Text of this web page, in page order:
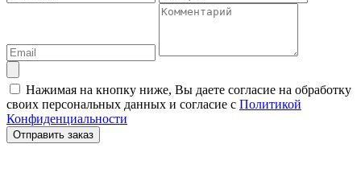
Нажимая на кнопку ниже, Вы даете согласие на обработку
своих персональных данных и согласие с Политикой
Конфиденциальности
Отправить заказ